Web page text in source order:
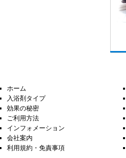
ホーム
入浴剤タイプ
効果の秘密
ご利用方法
インフォメーション
会社案内
利用規約・免責事項